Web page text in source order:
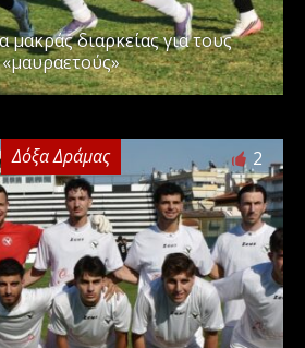
μακράς διαρκείας για τους
«μαυραετούς»
Δόξα Δράμας 2